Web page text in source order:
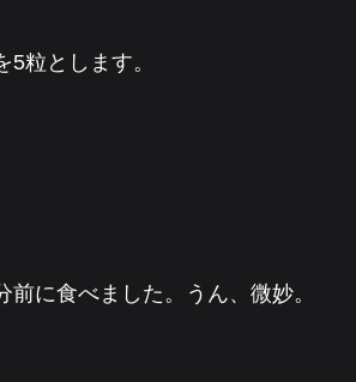
粒とします。
前に食べました。うん、微妙。